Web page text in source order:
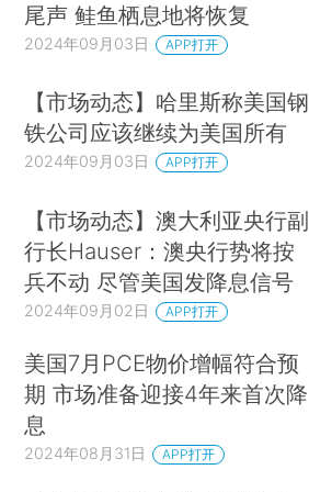
尾声 鲑鱼栖息地将恢复
2024年09月03日 APP打开
【市场动态】哈里斯称美国钢
铁公司应该继续为美国所有
2024年09月03日 APP打开
【市场动态】澳大利亚央行副
行长Hauser：澳央行势将按
兵不动 尽管美国发降息信号
2024年09月02日 APP打开
美国7月PCE物价增幅符合预
期 市场准备迎接4年来首次降
息
2024年08月31日 APP打开